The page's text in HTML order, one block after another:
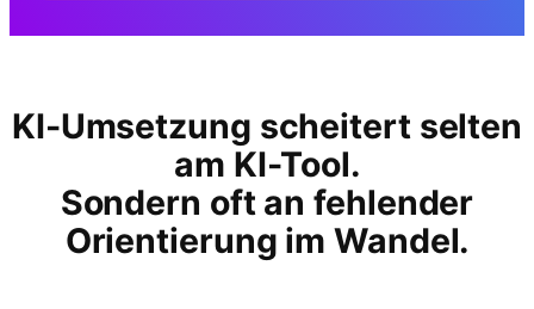
KI-Umsetzung scheitert selten
am KI-Tool.
Sondern oft an fehlender
Orientierung im Wandel.